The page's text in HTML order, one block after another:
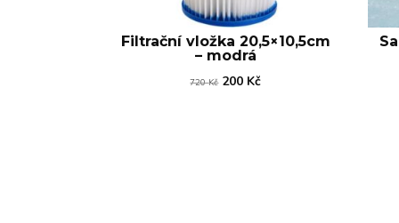
Filtrační vložka 20,5×10,5cm
– modrá
720Kč Původní
200 KčAktuální